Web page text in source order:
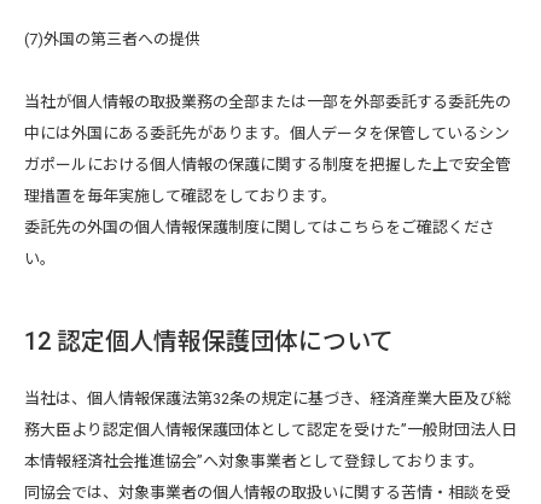
(7)外国の第三者への提供
当社が個人情報の取扱業務の全部または一部を外部委託する委託先の
中には外国にある委託先があります。個人データを保管しているシン
ガポールにおける個人情報の保護に関する制度を把握した上で安全管
理措置を毎年実施して確認をしております。
委託先の外国の個人情報保護制度に関してはこちらをご確認くださ
い。
12 認定個人情報保護団体について
当社は、個人情報保護法第32条の規定に基づき、経済産業大臣及び総
務大臣より認定個人情報保護団体として認定を受けた”一般財団法人日
本情報経済社会推進協会”へ対象事業者として登録しております。
同協会では、対象事業者の個人情報の取扱いに関する苦情・相談を受